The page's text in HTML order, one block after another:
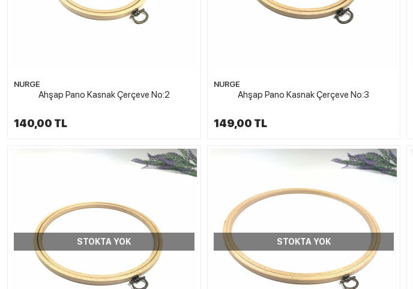
NURGE
Ahşap Pano Kasnak Çerçeve No:2
140,00 TL
NURGE
Ahşap Pano Kasnak Çerçeve No:3
149,00 TL
STOKTA YOK STOKTA YOK